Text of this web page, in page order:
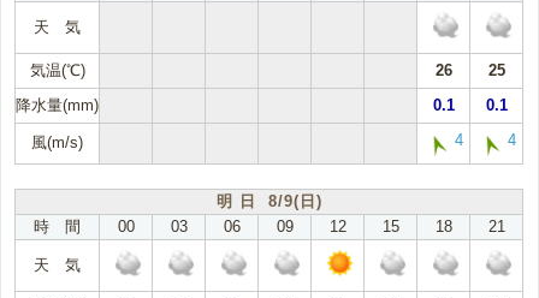
天 気
気温(℃) 26
25
降水量(mm)
0.1 0.1
風(m/s) 4 4
明 日 8/9(日)
時 間
00 03 06 09 12 15 18 21
天 気